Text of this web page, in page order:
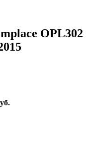
OPL302